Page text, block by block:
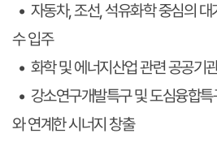
• 자동차, 조선, 석유화학 중심의
수 입주
• 화학 및 에너지산업 관련 공공기
• 강소연구개발특구 및 도심융합특
와 연계한 시너지 창출